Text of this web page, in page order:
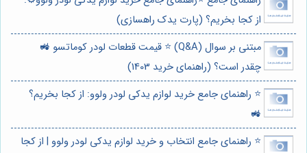
از کجا بخریم؟ (پارت یدک راهسازی)
مبتنی بر سوال (Q&A) ⭐️ قیمت قطعات لودر کوماتسو 🚜
چقدر است؟ (راهنمای خرید 1403)
⭐️ راهنمای جامع خرید لوازم یدکی لودر ولوو: از کجا بخریم؟
🚜
⭐️ راهنمای جامع انتخاب و خرید لوازم یدکی لودر ولوو | از کجا